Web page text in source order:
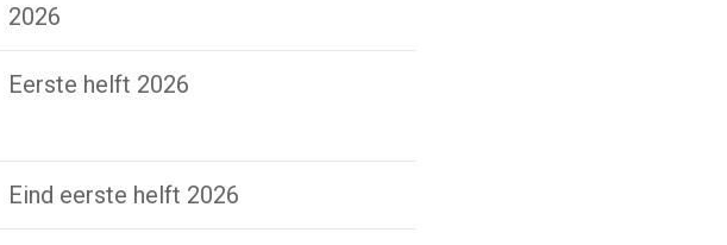
2026
Eerste helft 2026
Eind eerste helft 2026